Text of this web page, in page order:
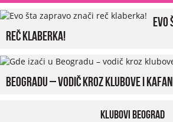
Evo
reč klaberka!
Beogradu – vodič kroz klubove i
Klubovi Beograd